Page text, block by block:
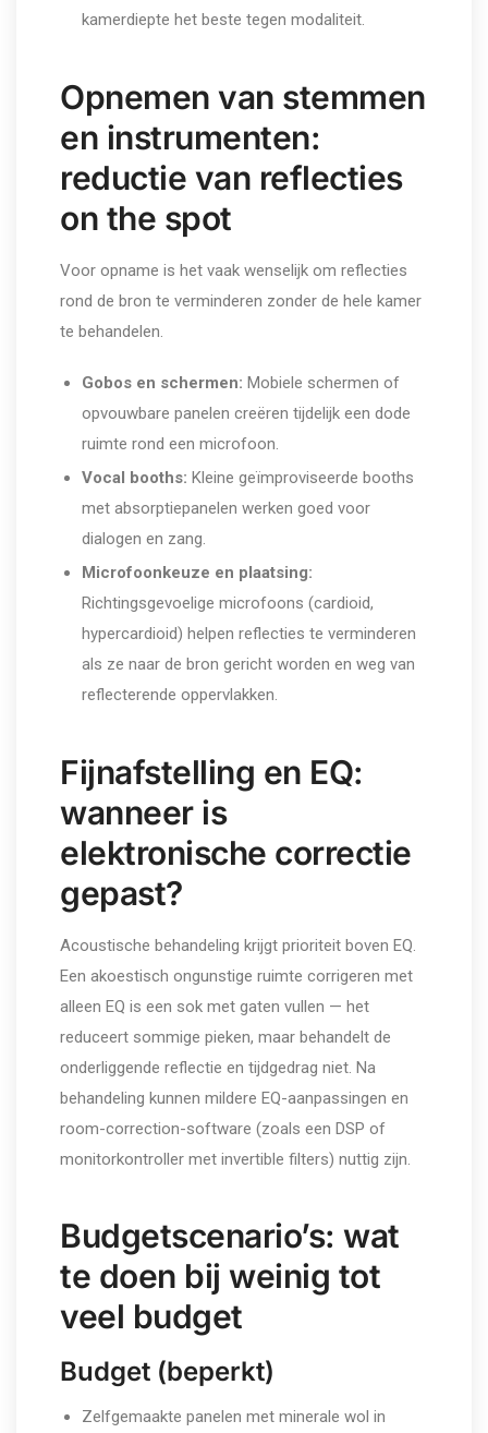
kamerdiepte het beste tegen modaliteit.
Opnemen van stemmen
en instrumenten:
reductie van reflecties
on the spot
Voor opname is het vaak wenselijk om reflecties
rond de bron te verminderen zonder de hele kamer
te behandelen.
Gobos en schermen: Mobiele schermen of
opvouwbare panelen creëren tijdelijk een dode
ruimte rond een microfoon.
Vocal booths: Kleine geïmproviseerde booths
met absorptiepanelen werken goed voor
dialogen en zang.
Microfoonkeuze en plaatsing:
Richtingsgevoelige microfoons (cardioid,
hypercardioid) helpen reflecties te verminderen
als ze naar de bron gericht worden en weg van
reflecterende oppervlakken.
Fijnafstelling en EQ:
wanneer is
elektronische correctie
gepast?
Acoustische behandeling krijgt prioriteit boven EQ.
Een akoestisch ongunstige ruimte corrigeren met
alleen EQ is een sok met gaten vullen — het
reduceert sommige pieken, maar behandelt de
onderliggende reflectie en tijdgedrag niet. Na
behandeling kunnen mildere EQ-aanpassingen en
room-correction-software (zoals een DSP of
monitorkontroller met invertible filters) nuttig zijn.
Budgetscenario’s: wat
te doen bij weinig tot
veel budget
Budget (beperkt)
Zelfgemaakte panelen met minerale wol in